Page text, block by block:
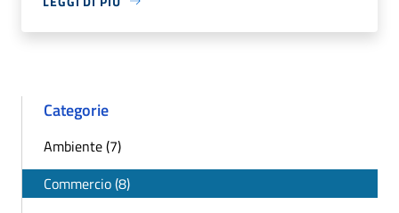
Categorie
Ambiente (7)
Commercio (8)